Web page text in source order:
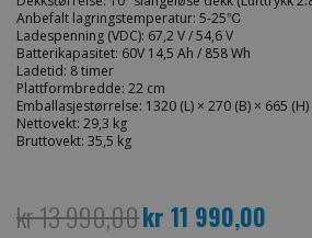
Anbefalt lagringstemperatur: 5-25℃
Ladespenning (VDC): 67,2 V / 54,6 V
Batterikapasitet: 60V 14,5 Ah / 858 Wh
Ladetid: 8 timer
Plattformbredde: 22 cm
Emballasjestørrelse: 1320 (L) × 270 (B) × 665
Nettovekt: 29,3 kg
Bruttovekt: 35,5 kg
kr 13 990,00 Spesialpris
kr 11 990,00